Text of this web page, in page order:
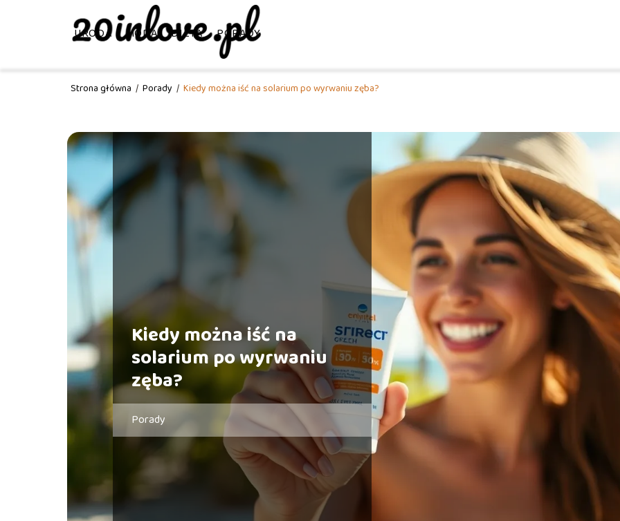
URODA MODA DIETA PORADY
Strona główna / Porady / Kiedy można iść na solarium po wyrwaniu zęba?
Kiedy można iść na
solarium po wyrwaniu
zęba?
Porady